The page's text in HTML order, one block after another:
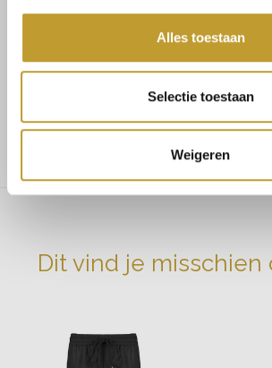
Alles toestaan
Selectie toestaan
Weigeren
MAATADVIES
Maat 34/36 bestel S
Maat 36/38 bestel M
Maat 38/40 bestel L
Dit vind je misschien